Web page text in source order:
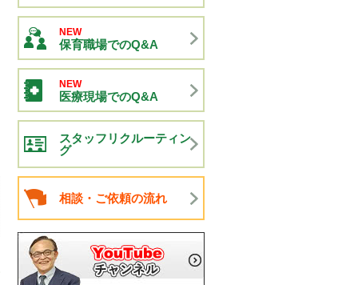
NEW
保育職場でのQ&A
NEW
医療現場でのQ&A
スタッフリクルーティン
グ
相談・ご依頼の流れ